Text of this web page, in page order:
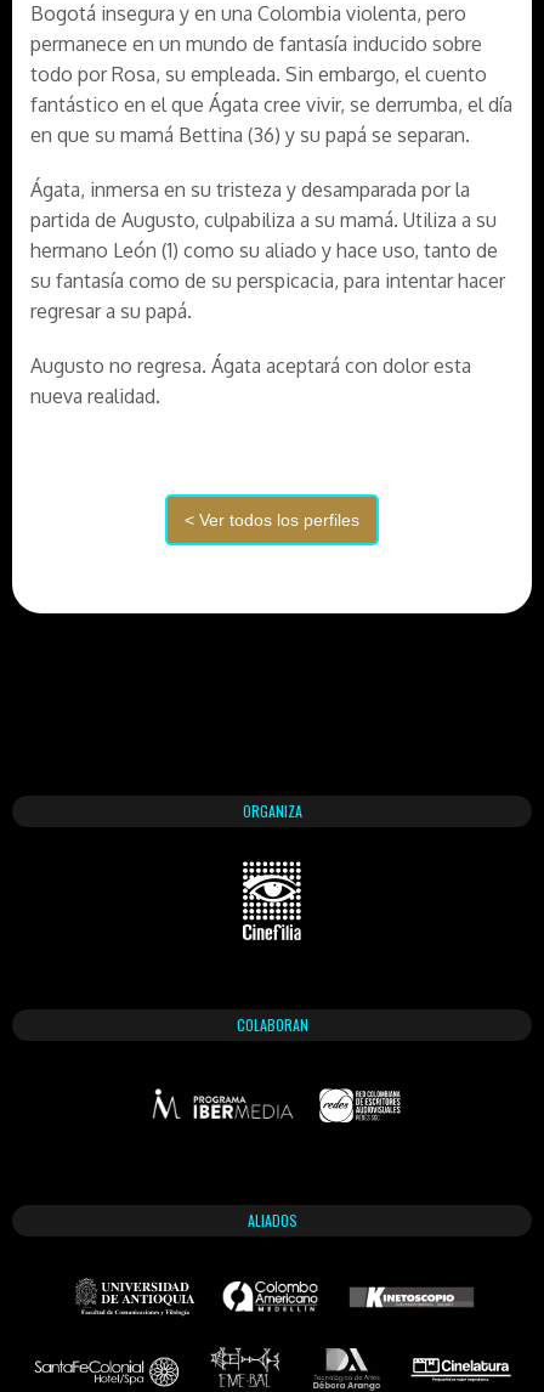
Bogotá insegura y en una Colombia violenta, pero
permanece en un mundo de fantasía inducido sobre
todo por Rosa, su empleada. Sin embargo, el cuento
fantástico en el que Ágata cree vivir, se derrumba, el día
en que su mamá Bettina (36) y su papá se separan.
Ágata, inmersa en su tristeza y desamparada por la
partida de Augusto, culpabiliza a su mamá. Utiliza a su
hermano León (1) como su aliado y hace uso, tanto de
su fantasía como de su perspicacia, para intentar hacer
regresar a su papá.
Augusto no regresa. Ágata aceptará con dolor esta
nueva realidad.
ORGANIZA
COLABORAN
ALIADOS